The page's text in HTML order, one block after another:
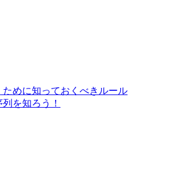
ために知っておくべきルール
を知ろう！